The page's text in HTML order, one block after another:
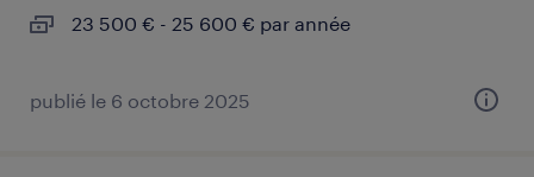
23 500 € - 25 600 € par année
publié le 6 octobre 2025